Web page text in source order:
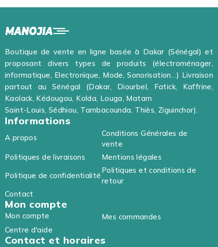
AP031-3IN1
Boutique de vente en ligne basée à Dakar (Sénégal) et
proposant divers types de produits (électroménager,
informatique, Electronique, Mode, Sonorisation…) Livraison
partout au Sénégal (Dakar, Diourbel, Fatick, Kaffrine,
Kaolack, Kédougou, Kolda, Louga, Matam
Saint-Louis, Sédhiou, Tambacounda, Thiès, Ziguinchor).
Informations
A propos
Conditions Générales de
vente
Politiques de livraisons
Mentions légales
Politique de confidentialité
Politiques et conditions de
retour
Contact
Mon compte
Mon compte
Mes commandes
Centre d'aide
Contact et horaires